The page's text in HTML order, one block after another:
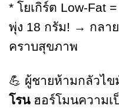
* โยเกิร์ต Low-Fat
พุ่ง 18 กรัม! → กลาย
คราบสุขภาพ
💪 ผู้ชายห้ามกลัวไข
โรนฮอร์โมนความเ